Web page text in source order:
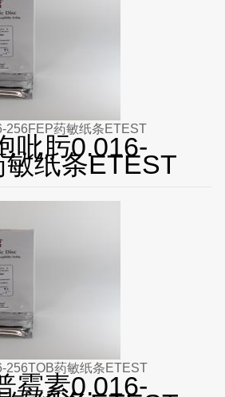
256FEP药敏纸条ETEST
吡肟0.016-
纸条ETEST
256TOB药敏纸条ETEST
霉素0.016-